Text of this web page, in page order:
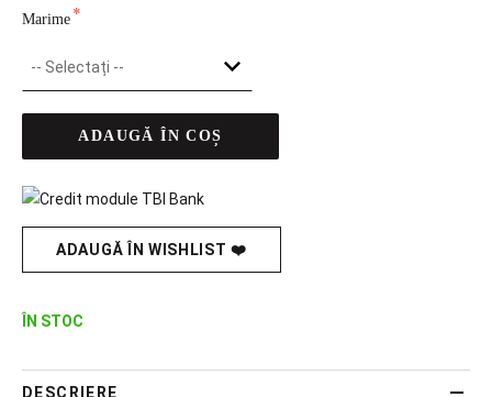
*
Marime
ADAUGĂ ÎN COȘ
ADAUGĂ ÎN WISHLIST ❤️
ÎN STOC
DESCRIERE